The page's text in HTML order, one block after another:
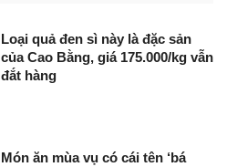
Loại quả đen sì này là đặc sản
của Cao Bằng, giá 175.000/kg vẫn
đắt hàng
Món ăn mùa vụ có cái tên ‘bá